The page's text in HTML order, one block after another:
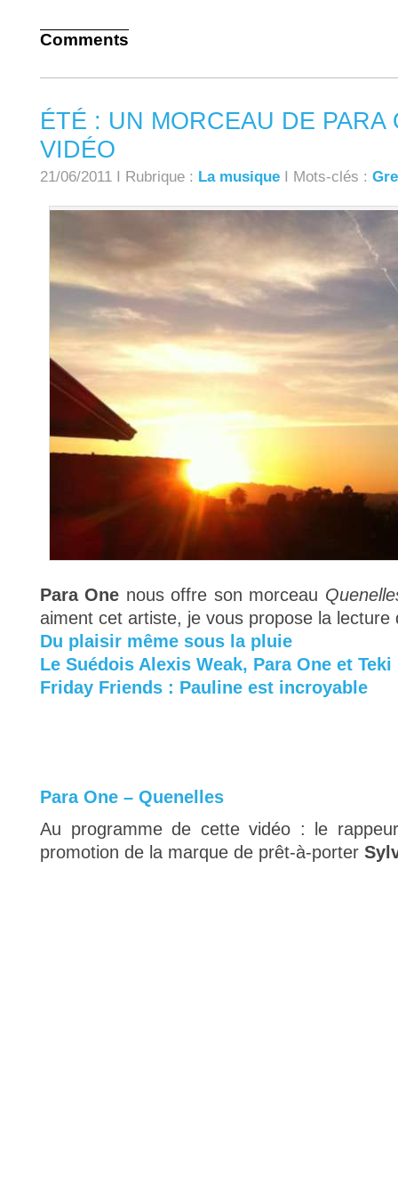
Comments
ÉTÉ : UN MORCEAU DE PARA
VIDÉO
21/06/2011 I Rubrique : La musique I Mots-clés :
Para One nous offre son morceau
aiment cet artiste, je vous propose la lecture
Du plaisir même sous la pluie
Le Suédois Alexis Weak, Para One et Teki
Friday Friends : Pauline est incroyable
Para One – Quenelles
Au programme de cette vidéo : le
promotion de la marque de prêt-à-porter